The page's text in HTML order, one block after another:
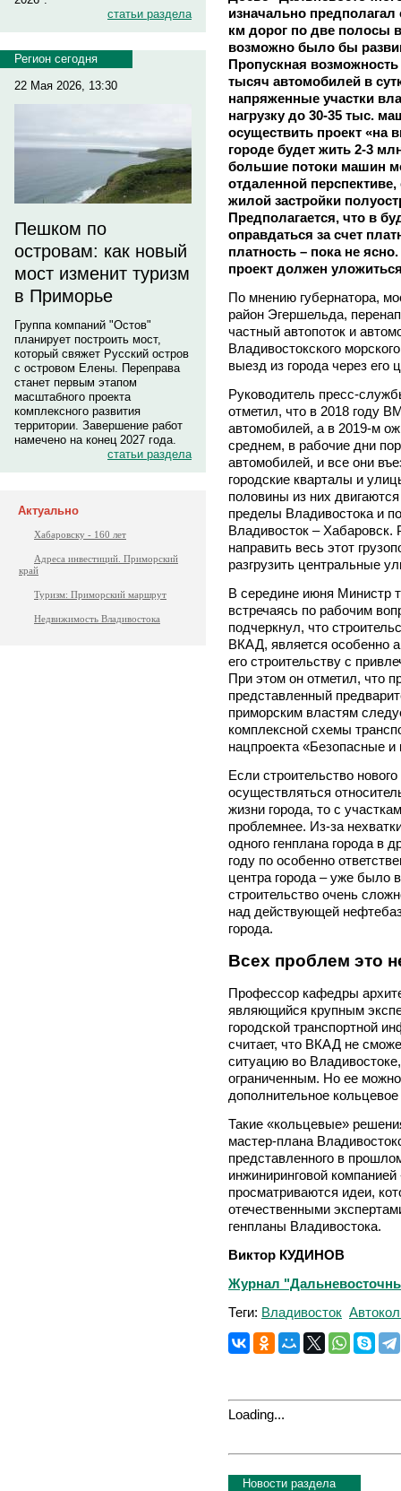
статьи раздела
Регион сегодня
22 Мая 2026, 13:30
Пешком по
островам: как новый
мост изменит туризм
в Приморье
Группа компаний "Остов"
планирует построить мост,
который свяжет Русский остров
с островом Елены. Переправа
станет первым этапом
масштабного проекта
комплексного развития
территории. Завершение работ
намечено на конец 2027 года.
статьи раздела
Актуально
Хабаровску - 160 лет
Адреса инвестиций. Приморский
край
Туризм: Приморский маршрут
Недвижимость Владивостока
изначально предполагал
км дорог по две полосы
возможно было бы
Пропускная
тысяч автомобилей в
напряженные участки
нагрузку до 30-35 тыс.
осуществить проект «на
городе будет жить 2-3
большие потоки машин
отдаленной
жилой застройки
Предполагается, что в
оправдаться за счет
платность – пока не
проект должен
По мнению губернатора,
район Эгершельда,
частный автопоток и
Владивостокского
выезд из города через его
Руководитель пресс-
отметил, что в 2018 году
автомобилей, а в 2019-м
среднем, в рабочие дни
автомобилей, и все они
городские кварталы и
половины из них
пределы Владивостока и
Владивосток – Хабаровск.
направить весь этот
разгрузить центральные
В середине июня Министр
встречаясь по рабочим
подчеркнул, что
ВКАД, является особенно
его строительству с
При этом он отметил, что
представленный
приморским властям
комплексной схемы
нацпроекта «Безопасные
Если строительство
осуществляться
жизни города, то с
проблемнее. Из-за
одного генплана города в
году по особенно
центра города – уже было
строительство очень
над действующей
города.
Всех проблем это
Профессор кафедры
являющийся крупным
городской транспортной
считает, что ВКАД не
ситуацию во
ограниченным. Но ее можно
дополнительное
Такие «кольцевые»
мастер-плана
представленного в
инжиниринговой
просматриваются идеи,
отечественными
генпланы Владивостока.
Виктор КУДИНОВ
Журнал
Теги: Владивосток
Loading...
Новости раздела